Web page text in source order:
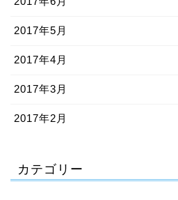
2017年5月
2017年4月
2017年3月
2017年2月
カテゴリー